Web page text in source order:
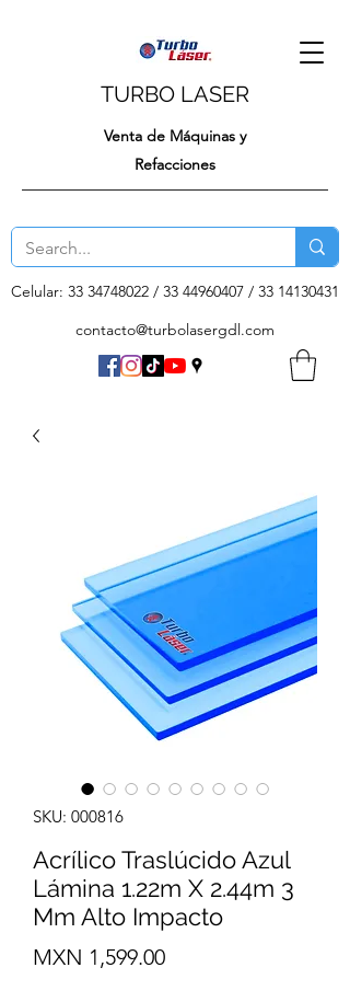
TURBO LASER
Venta de Máquinas y
Refacciones
Celular: 33 34748022 / 33 44960407 / 33 14130431
contacto@turbolasergdl.com
SKU: 000816
Acrílico Traslúcido Azul
Lámina 1.22m X 2.44m 3
Mm Alto Impacto
MXN 1,599.00Precio